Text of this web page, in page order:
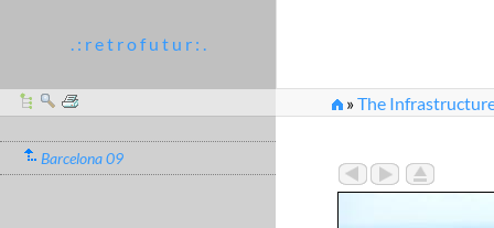
. : r e t r o f u t u r : .
»The
Barcelona 09